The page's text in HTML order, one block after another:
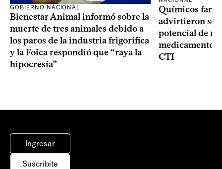
GOBIERNO NACIONAL
Bienestar Animal informó sobre la
muerte de tres animales debido a
los paros de la industria frigorífica
y la Foica respondió que “raya la
hipocresía”
Químicos
advirtieron
potencial de
medicamentos
CTI
Ingresar
Suscribite